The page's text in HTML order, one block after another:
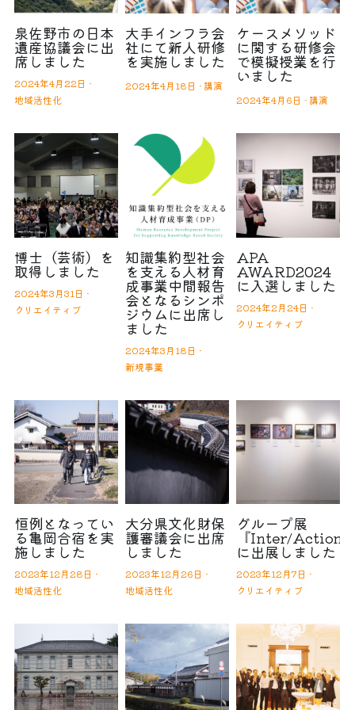
泉佐野市の日本
遺産協議会に出
席しました
2024年4月22日 ·
地域活性化
大手インフラ会
社にて新人研修
を実施しました
2024年4月18日 · 講演
ケースメソッド
に関する研修会
で模擬授業を行
いました
2024年4月6日 · 講演
博士（芸術）を
取得しました
2024年3月31日 ·
クリエイティブ
知識集約型社会
を支える人材育
成事業中間報告
会となるシンポ
ジウムに出席し
ました
2024年3月18日 ·
新規事業
APA
AWARD2024
に入選しました
2024年2月24日 ·
クリエイティブ
恒例となってい
る亀岡合宿を実
施しました
2023年12月28日 ·
地域活性化
大分県文化財保
護審議会に出席
しました
2023年12月26日 ·
地域活性化
グループ展
『Inter/Action
に出展しました
2023年12月7日 ·
クリエイティブ